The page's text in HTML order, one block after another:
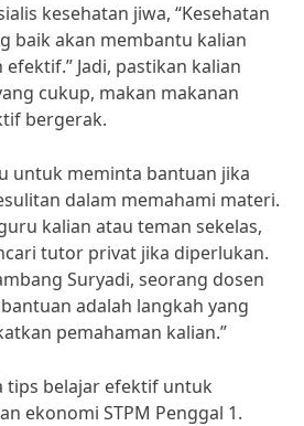
kesehatan jiwa, “Kesehatan
baik akan membantu kalian
Jadi, pastikan kalian
cukup, makan makanan
bergerak.
untuk meminta bantuan jika
dalam memahami materi.
kalian atau teman sekelas,
tutor privat jika diperlukan.
Suryadi, seorang dosen
adalah langkah yang
pemahaman kalian.”
tips belajar efektif untuk
ekonomi STPM Penggal 1.